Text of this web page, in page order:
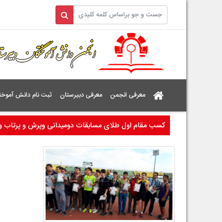
معرفی انجمن معرفی دبیرستان ثبت نام دانش
کسب مقام اول طلای مسابقات دومیدانی وپرش و پرتاب